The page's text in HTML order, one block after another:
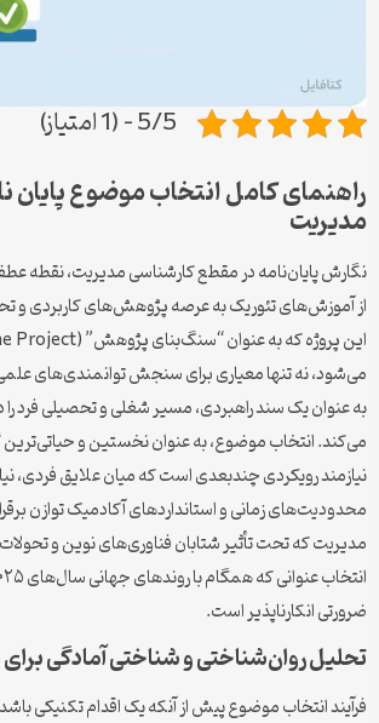
5/5 - (1 امتیاز)
راهنمای کامل انتخاب موضوع پایان
مدیریت
نگارش پایان‌نامه در مقطع کارشناسی مدیریت، نقطه
از آموزش‌های تئوریک به عرصه پژوهش‌های کاربردی
می‌شود، نه تنها معیاری برای سنجش توانمندی‌های
به عنوان یک سند راهبردی، مسیر شغلی و تحصیلی فرد را
می‌کند. انتخاب موضوع، به عنوان نخستین و حیاتی‌ترین
نیازمند رویکردی چندبعدی است که میان علایق فردی،
محدودیت‌های زمانی و استانداردهای آکادمیک توازن
مدیریت که تحت تأثیر شتابان فناوری‌های نوین و تحولات
ضرورتی انکارناپذیر است.
تحلیل روان‌شناختی و شناختی آمادگی
فرآیند انتخاب موضوع پیش از آنکه یک اقدام تکنیکی